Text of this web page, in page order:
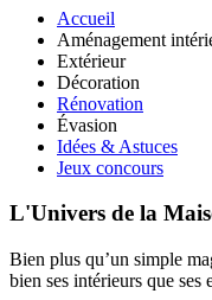
Accueil
Aménagement
Extérieur
Décoration
Rénovation
Évasion
Idées & Astuces
Jeux concours
L'Univers de la
Bien plus qu’un simple
bien ses intérieurs que ses